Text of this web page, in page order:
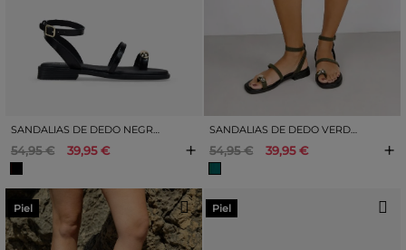
SANDALIAS DE DEDO NEGRAS EN PIEL PLANAS CON APLIQUE
54,95 € 39,95 € +
SANDALIAS DE DEDO VERDE EN PIEL PLANAS CON APLIQUE
54,95 € 39,95 € +
Piel Piel